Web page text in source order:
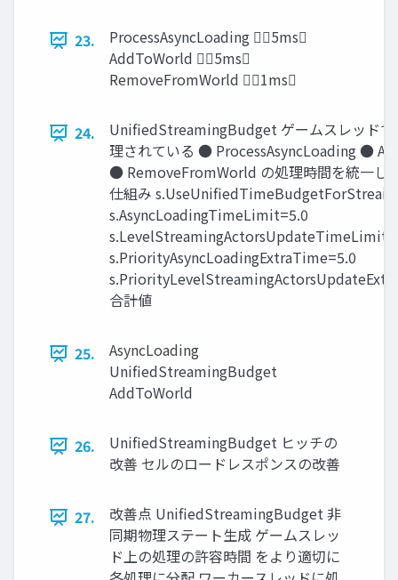
23.
ProcessAsyncLoading 5ms
AddToWorld 5ms
RemoveFromWorld 1ms
24.
UnifiedStreamingBudget ゲームスレッドで
理されている ● ProcessAsyncLoading ●
● RemoveFromWorld の処理時間を統一し
仕組み
s.AsyncLoadingTimeLimit=5.0
s.PriorityAsyncLoadingExtraTime=5.0
合計値
25.
AsyncLoading
UnifiedStreamingBudget
AddToWorld
26.
UnifiedStreamingBudget ヒッチの
改善 セルのロードレスポンスの改善
27.
改善点 UnifiedStreamingBudget 非
同期物理ステート生成 ゲームスレッ
ド上の処理の許容時間 をより適切に